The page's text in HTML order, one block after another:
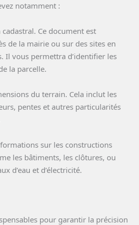
notamment :
Ce document est
de la mairie ou sur des sites en
Il vous permettra d’identifier les
la parcelle.
du terrain. Cela inclut les
pentes et autres particularités
sur les constructions
les bâtiments, les clôtures, ou
d’eau et d’électricité.
pour garantir la précision